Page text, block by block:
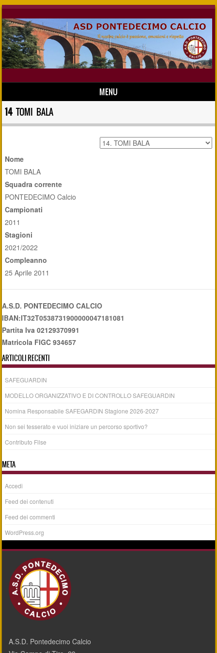
MENU
Skip to content
14 TOMI BALA
Nome
TOMI BALA
Squadra corrente
PONTEDECIMO Calcio
Campionati
2011
Stagioni
2021/2022
Compleanno
25 Aprile 2011
A.S.D. PONTEDECIMO CALCIO
IBAN:IT32T0538731900000047181081
Partita Iva 02129370991
Matricola FIGC 934657
ARTICOLI RECENTI
SAFEGUARDIN
MODELLO ORGANIZZATIVO E DI CONTROLLO SAFEGUARDIN
Nomina Responsabile SAFEGARDIN Stagione 2026-2027
Non sei tesserato e vuoi iniziare un percorso sportivo?
Contributo Filse
META
Accedi
Feed dei contenuti
Feed dei commenti
WordPress.org
A.S.D. Pontedecimo Calcio